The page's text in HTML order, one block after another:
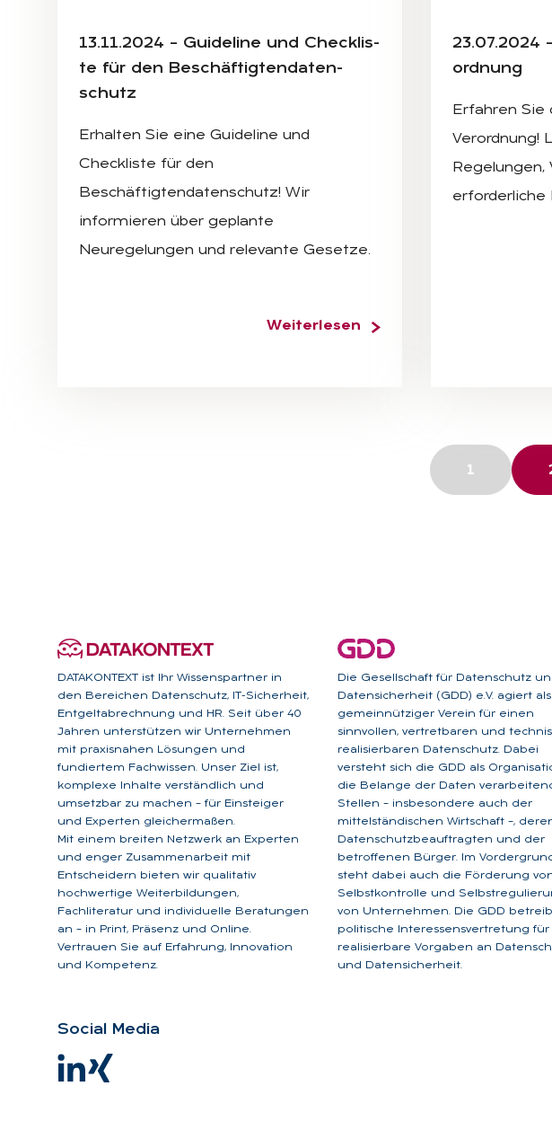
13.11.2024 – Gui­de­li­ne und Check­lis­
te für den Be­schäf­tig­ten­da­ten­
schutz
Erhalten Sie eine Guideline und
Checkliste für den
Beschäftigtendatenschutz! Wir
informieren über geplante
Neuregelungen und relevante Gesetze.
Weiterlesen
23.07.2024
ord­nung
Erfahren Sie
Verordnung!
Regelungen,
erforderliche
1
DATAKONTEXT ist Ihr Wissenspartner in
den Bereichen Datenschutz, IT-Sicherheit,
Entgeltabrechnung und HR. Seit über 40
Jahren unterstützen wir Unternehmen
mit praxisnahen Lösungen und
fundiertem Fachwissen. Unser Ziel ist,
komplexe Inhalte verständlich und
umsetzbar zu machen – für Einsteiger
und Experten gleichermaßen.
Mit einem breiten Netzwerk an Experten
und enger Zusammenarbeit mit
Entscheidern bieten wir qualitativ
hochwertige Weiterbildungen,
Fachliteratur und individuelle Beratungen
an – in Print, Präsenz und Online.
Vertrauen Sie auf Erfahrung, Innovation
und Kompetenz.
Die Gesellschaft für Datenschutz
Datensicherheit (GDD) e.V. agiert als
gemeinnütziger Verein für einen
sinnvollen, vertretbaren und
realisierbaren Datenschutz. Dabei
versteht sich die GDD als
die Belange der Daten
Stellen – insbesondere auch der
mittelständischen Wirtschaft –,
Datenschutzbeauftragten und der
betroffenen Bürger. Im
steht dabei auch die Förderung
Selbstkontrolle und
von Unternehmen. Die GDD
politische Interessensvertretung für
realisierbare Vorgaben an
und Datensicherheit.
So­ci­al Me­dia